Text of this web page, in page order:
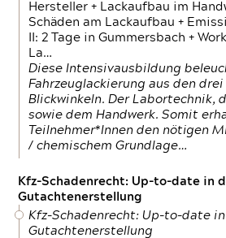
Hersteller + Lackaufbau im
Schäden am Lackaufbau +
II: 2 Tage in Gummersbach +
La…
Diese Intensivausbildung
Fahrzeuglackierung aus den
Blickwinkeln. Der Labortechnik,
sowie dem Handwerk. Somit
Teilnehmer*Innen den nötigen
/ chemischem Grundlage…
Kfz-Schadenrecht: Up-to-date in
Gutachtenerstellung
Kfz-Schadenrecht: Up-to-date
Gutachtenerstellung